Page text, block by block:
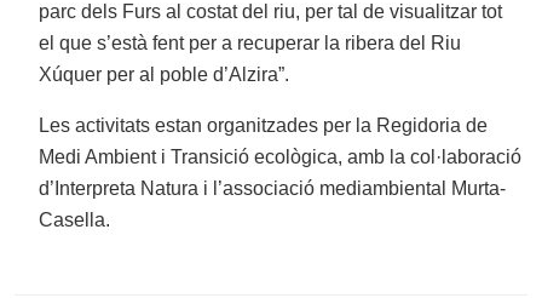
parc dels Furs al costat del riu, per tal de visualitzar tot
el que s’està fent per a recuperar la ribera del Riu
Xúquer per al poble d’Alzira”.
Les activitats estan organitzades per la Regidoria de
Medi Ambient i Transició ecològica, amb la col·laboració
d’Interpreta Natura i l’associació mediambiental Murta-
Casella.